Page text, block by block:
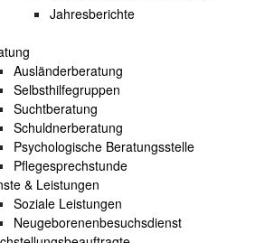
Jahresberichte
Ausländerberatung
Selbsthilfegruppen
Suchtberatung
Schuldnerberatung
Psychologische Beratungsstelle
Pflegesprechstunde
& Leistungen
Soziale Leistungen
Neugeborenenbesuchsdienst